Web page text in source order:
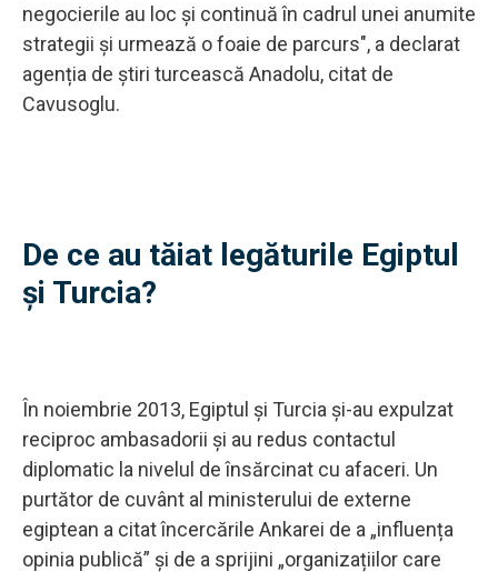
negocierile au loc și continuă în cadrul unei anumite
strategii și urmează o foaie de parcurs", a declarat
agenția de știri turcească Anadolu, citat de
Cavusoglu.
De ce au tăiat legăturile Egiptul
și Turcia?
În noiembrie 2013, Egiptul și Turcia și-au expulzat
reciproc ambasadorii și au redus contactul
diplomatic la nivelul de însărcinat cu afaceri. Un
purtător de cuvânt al ministerului de externe
egiptean a citat încercările Ankarei de a „influența
opinia publică” și de a sprijini „organizațiilor care